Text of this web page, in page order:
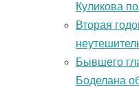
Куликова
Вторая
Бывшего
Боделана